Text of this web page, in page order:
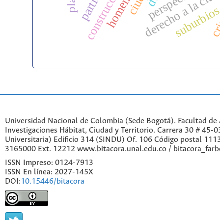
Universidad Nacional de Colombia (Sede Bogotá). Facultad
Investigaciones Hábitat, Ciudad y Territorio. Carrera 30 # 45-
Universitaria) Edificio 314 (SINDU) Of. 106 Código postal
3165000 Ext. 12212 www.bitacora.unal.edu.co /
ISSN Impreso: 0124-7913
ISSN En línea: 2027-145X
DOI:10.15446/bitacora